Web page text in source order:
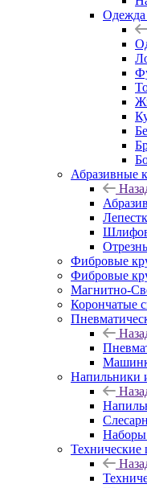
Одежда
Абразивные
Фибровые
Фибровые
Магнитно-
Корончатые
Напильники
Наборы
Технические